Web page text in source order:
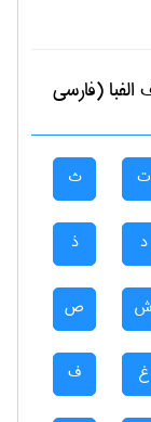
(فارسی
ت ث
د ذ
ش ص
غ ف